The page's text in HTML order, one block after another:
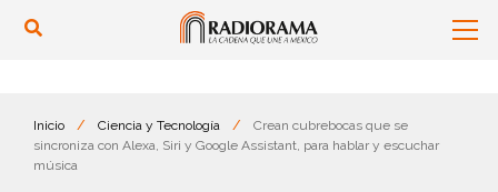
Inicio / Ciencia y Tecnología /
Crean cubrebocas que se
sincroniza con Alexa, Siri y Google Assistant, para hablar y escuchar
música